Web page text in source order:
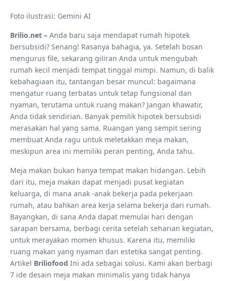
Foto ilustrasi: Gemini AI
Brilio.net – Anda baru saja mendapat rumah hipotek
bersubsidi? Senang! Rasanya bahagia, ya. Setelah bosan
mengurus file, sekarang giliran Anda untuk mengubah
rumah kecil menjadi tempat tinggal mimpi. Namun, di balik
kebahagiaan itu, tantangan besar muncul: bagaimana
mengatur ruang terbatas untuk tetap fungsional dan
nyaman, terutama untuk ruang makan? Jangan khawatir,
Anda tidak sendirian. Banyak pemilik hipotek bersubsidi
merasakan hal yang sama. Ruangan yang sempit sering
membuat Anda ragu untuk meletakkan meja makan,
meskipun area ini memiliki peran penting, Anda tahu.
Meja makan bukan hanya tempat makan hidangan. Lebih
dari itu, meja makan dapat menjadi pusat kegiatan
keluarga, di mana anak -anak bekerja pada pekerjaan
rumah, atau bahkan area kerja selama bekerja dari rumah.
Bayangkan, di sana Anda dapat memulai hari dengan
sarapan bersama, berbagi cerita setelah seharian kegiatan,
untuk merayakan momen khusus. Karena itu, memiliki
ruang makan yang nyaman dan estetika sangat penting.
Artikel Briliofood Ini ada sebagai solusi. Kami akan berbagi
7 ide desain meja makan minimalis yang tidak hanya